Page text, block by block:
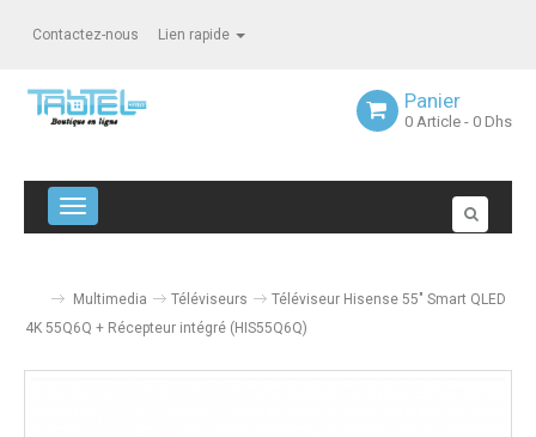
Contactez-nous Lien rapide
Panier
0 Article - 0 Dhs
Navigation bascule
Multimedia Téléviseurs
Téléviseur Hisense 55" Smart QLED
4K 55Q6Q + Récepteur intégré (HIS55Q6Q)